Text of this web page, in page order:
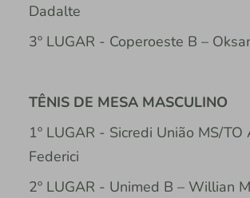
Dadalte
3º LUGAR - Coperoeste B –
TÊNIS DE MESA MASCULINO
1º LUGAR - Sicredi União MS/TO
Federici
2º LUGAR - Unimed B – Willian